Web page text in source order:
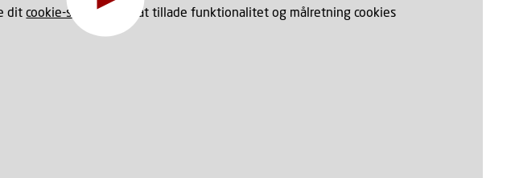
ditcookie-samtykke til at tillade funktionalitet og målretning cookies